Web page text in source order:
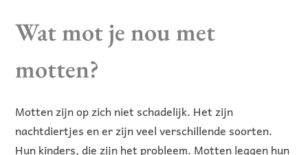
Wat mot je nou met
motten?
Motten zijn op zich niet schadelijk. Het zijn
nachtdiertjes en er zijn veel verschillende soorten.
Hun kinders, die zijn het probleem. Motten leggen hun